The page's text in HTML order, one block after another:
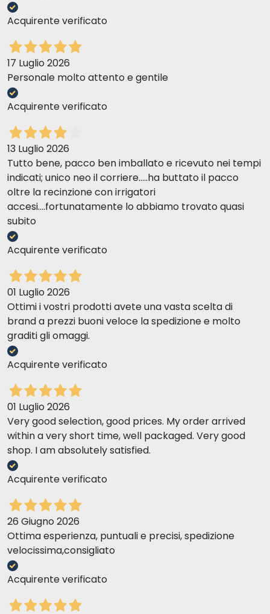
Acquirente verificato
17 Luglio 2026
Personale molto attento e gentile
Acquirente verificato
13 Luglio 2026
Tutto bene, pacco ben imballato e ricevuto nei tempi
indicati; unico neo il corriere.....ha buttato il pacco
oltre la recinzione con irrigatori
accesi....fortunatamente lo abbiamo trovato quasi
subito
Acquirente verificato
01 Luglio 2026
Ottimi i vostri prodotti avete una vasta scelta di
brand a prezzi buoni veloce la spedizione e molto
graditi gli omaggi.
Acquirente verificato
01 Luglio 2026
Very good selection, good prices. My order arrived
within a very short time, well packaged. Very good
shop. I am absolutely satisfied.
Acquirente verificato
26 Giugno 2026
Ottima esperienza, puntuali e precisi, spedizione
velocissima,consigliato
Acquirente verificato